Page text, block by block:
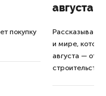
покупку
августа
Рассказываем
и мире,
августа — от